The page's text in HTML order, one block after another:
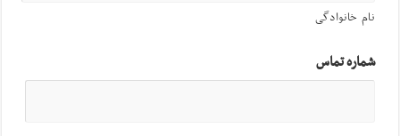
نام خانوادگی
شماره تماس